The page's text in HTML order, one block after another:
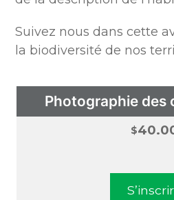
Suivez nous dans cette
la biodiversité de nos
Photographie des
$